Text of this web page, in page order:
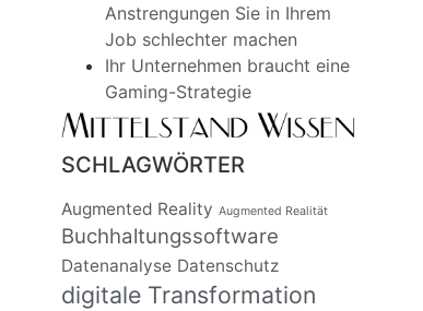
Anstrengungen Sie in Ihrem
Job schlechter machen
Ihr Unternehmen braucht eine
Gaming-Strategie
SCHLAGWÖRTER
Augmented Reality Augmented Realität
Buchhaltungssoftware
Datenanalyse Datenschutz
digitale Transformation